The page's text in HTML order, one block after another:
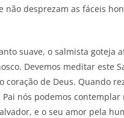
desprezam as fáceis
suave, o salmista goteja
Devemos meditar este
de Deus. Quando
nós podemos contemplar
e o seu amor pela